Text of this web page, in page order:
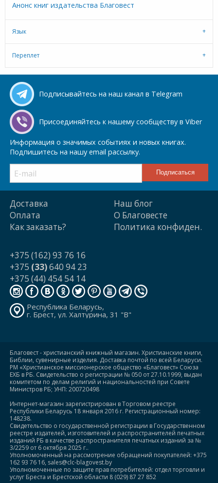
Анонс книг издательства Благовест
Язык
Переплет
Подписывайтесь на наш канал в Telegram
Присоединяйтесь к нашему сообществу в Viber
Информация о значимых событиях и новых книгах.
Подпишитесь на нашу email рассылку.
Доставка
Оплата
Как заказать?
Наш блог
О Благовесте
Политика конфиден.
+375 (162) 93 76 16
+375 (33)640 94 23
+375 (44) 454 54 14
Республика Беларусь,
г. Брест, ул. Халтурина, 31 "В"
Благовест - христианский книжный магазин. Христианские книги,
Библии, сувенирные изделия. Доставка почтой по всей Беларуси.
РМ «Христианское миссионерское общество «Благовест» Союза
ЕХБ в РБ. Свидетельство о регистрации № 050 от 27.10.1999, выдан
комитетом по делам религий и национальностей при Совете
Министров РБ; УНП: 200720498
Интернет-магазин зарегистрирован в Торговом реестре
Республики Беларусь 18 января 2016 г. Регистрационный номер:
148238.
Свидетельство о государственной регистрации в Государственном
реестре издателей, изготовителей и распространителей печатных
изданий РБ в качестве распространителя печатных изданий за №
3/2259 от 6 октября 2025 г..
Уполномоченный на рассмотрение обращений покупателей: +375
162 93 76 16, sales@clc-blagovest.by
Уполномоченные по защите прав потребителей: отдел торговли и
услуг Бреста и Брестской области 8 (029) 87 27 852